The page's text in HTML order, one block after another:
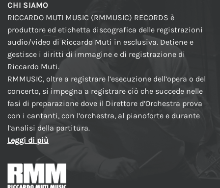
CHI SIAMO
RICCARDO MUTI MUSIC (RMMUSIC) RECORDS è
produttore ed etichetta discografica delle registrazioni
audio/video di Riccardo Muti in esclusiva. Detiene e
gestisce i diritti di immagine e di registrazione di
Riccardo Muti.
RMMUSIC, oltre a registrare l’esecuzione dell’opera o del
concerto, si impegna a registrare ciò che succede nelle
fasi di preparazione dove il Direttore d’Orchestra prova
con i cantanti, con l’orchestra, al pianoforte e durante
l’analisi della partitura.
Leggi di più